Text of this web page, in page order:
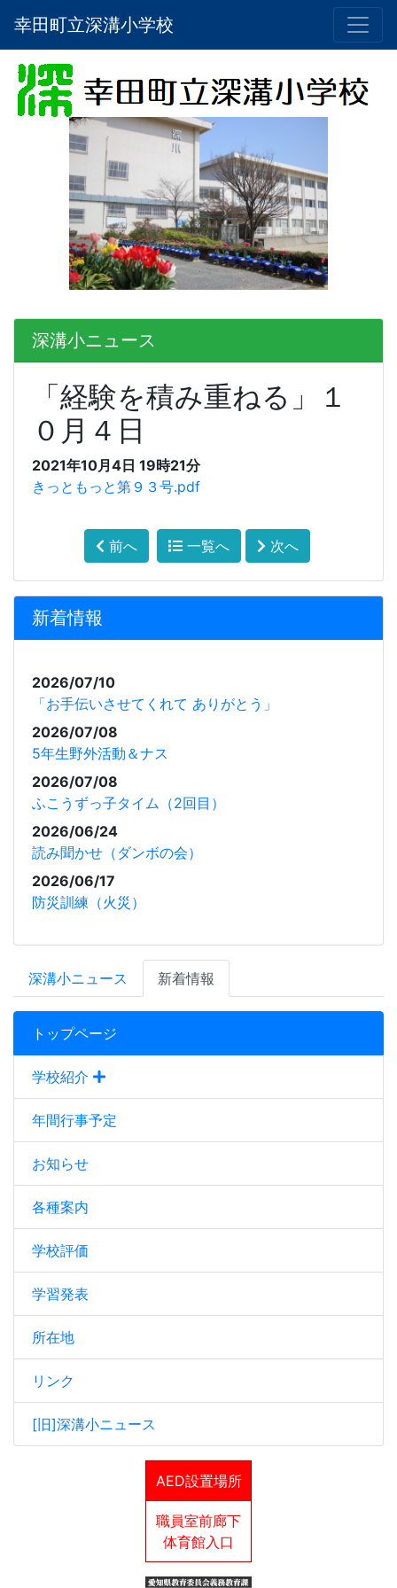
幸田町立深溝小学校
トップページ
学校紹介
年間行事予定
お知らせ
各種案内
学校評価
学習発表
所在地
リンク
[旧]深溝小ニュース
AED設置場所
職員室前廊下
体育館入口
深溝小ニュース
「経験を積み重ねる」１
０月４日
2021年10月4日 19時21分
きっともっと第９３号.pdf
前へ 一覧へ 次へ
新着情報
2026/07/10
「お手伝いさせてくれて ありがとう」
2026/07/08
5年生野外活動＆ナス
2026/07/08
ふこうずっ子タイム（2回目）
2026/06/24
読み聞かせ（ダンボの会）
2026/06/17
防災訓練（火災）
深溝小ニュース 新着情報